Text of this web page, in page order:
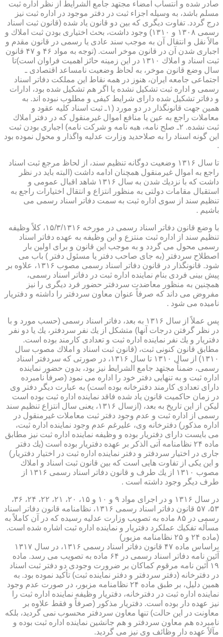
صادر شده و انتساب امضاء مجتهد جامع الشرایط از نظر اداره ثبت
مسلم باشد، به وسیله اجزاء ثبت در دفتر موجود در اداره ثبت نیز
درج گردد. تفاوت دیگری كه بین دو قانون یاد شده (قانون ثبت اسناد
رسمی ۱۳۰۸ و ۱۳۱۰) وجود داشت، بحث اختیاری بودن ثبت املاك و
مالاً نقل و انتقال آن به موجب سند عادی یا رسمی در قانون مقدم و
اجباری شدن آن در قانون موخر است. (توجه به مواد ۴۶ و ۴۷ قانون
ثبت اسناد و املاك ۱۳۱۰ در این زمینه حائز اهمیت فراوان است)تا
سال وضع قانون موخر، به لحاظ وضعیت نامساعد اقتصادی ـ
اجتماعی جامعه ایران، هنوز در همه نقاط این مملكت دفاتر اسناد
رسمی و اداره ثبت تشكیل نشده یا اگر هم تشكیل شده بود، ادارات
و دفاتر تشكیل شده دارای شرایط كیفی و مطلوب نبوده اند. به
همین جهت قانونگذار در دو مورد (۱ـ ثبت اسناد كلیه عقود و
معاملات راجع به عین یا منافع اموال غیرمنقول كه در دفتر املاك
ثبت نشده. ۲ـ صلح نامه، هبه نامه و شركت نامه) اجباری بودن ثبت
این گونه اسناد را به صلاحدید وزارت عدلیه واگذار و محول نموده بود
.
تا سال ۱۳۱۶ وضعیت دوگانه تنظیم سند، از لحاظ مرجع ثبت اسناد
راجع به اموال غیرمنقول همچنان ادامه داشت (البته باید در نظر
داشت كه با نزدیك شدن به سال ۱۳۱۶ شاهد اقبال عمومی و
استقبال مقامات دولتی به منظور انتزاع و انتقال اختیارات راجع به
تنظیم سند از سوی اداره ثبت به سمت دفاتر اسناد رسمی می
باشیم .
با وضع قانون دفاتر اسناد رسمی در مورخه ۱۵/۳/۱۳۱۶، كلاً وظیفه
تنظیم سند از اداره ثبت منتزع و این وظیفه به عهده دفاتر اسناد
رسمی محول می گردد و به موجب این قانون و برای اولین بار
اصطلاح سردفتر (به جای صاحب دفتر یا مسئول دفتر ) باب می
شود. قانونگذار در قانون دفاتر اسناد رسمی مصوب ۱۳۱۶، علاوه بر
پیش بینی فردی بنام نماینده اداره ثبت در دفاتر اسناد رسمی،
همچنین به منظور معاضدت سردفتر حضور فرد دیگری را نیز
مفروض می داند كه صرفاً عنوان معاون سردفتر را داشته و دفتریار
نامیده می شود .
پس عملاً از سال ۱۳۱۶ به بعد، دفاتر اسناد رسمی (حسب مورد و با
در نظر گرفتن درجات آنها) متشكل از یك نفر سردفتر، یك یا دو نفر
دفتریار و یك نفر نماینده اداره ثبت و تعدادی كارمند بوده است.
مطابق قانون كنونی ثبت، (قانون ثبت اسناد و املاك مصوب سال
۱۳۱۰) از سال ۱۳۱۰ تا سال ۱۳۱۶، در صورتی كه سردفتر اسناد
رسمی، ضمناً مجتهد جامع الشرایط نیز بود، بدون حضور نماینده
اداره ثبت و به تنهایی دفتر خود را اداره می نمود (صرفاً نامبرده
دارای تعدادی كارمند دفترخانه بوده است) به عبارت دیگر دفتر وی
در زمان حاكمیت قانون یاد شده فاقد نماینده اداره ثبت بوده است
لیكن از این تاریخ به بعد، (ازسال ۱۳۱۶، یعنی سال انتزاع تنظیم سند
رسمی از اداره ثبت و عدم وجود دفتر ثبت معاملات غیرمنقول در
اداره مذكور) دفترخانه وی، علیرغم عدم وجود نماینده اداره ثبت،
می بایست دارای دفتریار بوده و وظیفه نماینده اداره ثبت نیز مطابق
ماده ۲۴ نظامنامه آتی الذكر بر عهده دفتریار بوده است (یك دفتر
جاری در اختیار سردفتر و دفتر نماینده اداره ثبت در اختیار دفتریار)
و این یكی از تفاوت هایی است كه بین قانون ثبت اسناد و املاك
مصوب ۱۳۱۰ از یك طرف و قانون دفاتر اسناد رسمی ۱۳۱۶ از
طرف دیگر وجود داشته است .
در سال ۱۳۱۶ و در اجرای مواد ۹ و ۱۰ و ۱۵، ۲۰، ۲۱، ۲۲، ۲۴، ۳۶،
۵۳، ۵۷ قانون دفاتر اسناد رسمی ۱۳۱۶، نظامنامه قانون دفاتر اسناد
رسمی در ۸۵ ماده به تصویب وزارت عدلیه رسیده كه در آن كاملاً به
مسأله تفكیك عملكرد دفتریار و نماینده اداره ثبت اشاره شده است.
(ماده ۲۴ و ۲۵ نظامنامه مزبور)
براساس ماده ۴۷ قانون دفاتر اسناد رسمی ۱۳۱۶، در سال ۱۳۱۷
آئین نامه دفاتر اسناد رسمی در ۶۴ ماده به تصویب می رسد. ماده
۱۹ آئین نامه مرقوم كماكان بر ضرورت وجودی دو دفتر ثبت اسناد
در دفترخانه (دفتر سردفتر و دفتر نماینده ثبت) تأكید نموده بود. به
همین دلیل، بر طبق ماده ۲۴ نظامنامه مزبور، در صورت عدم وجود
نماینده اداره ثبت در دفترخانه، دفتریار وظیفه نماینده اداره ثبت را
نیز عهده دار بوده است. دفتریار مذكور (صرفاً و فقط علاوه بر
معاونت در این حالت) تنها معاون سردفتر محسوب نمی گردید، بلكه
نامبرده هم معاون سردفتر و هم جانشین نماینده اداره ثبت بوده و
مآلاً عهده دار وظائف وی نیز می گردید.